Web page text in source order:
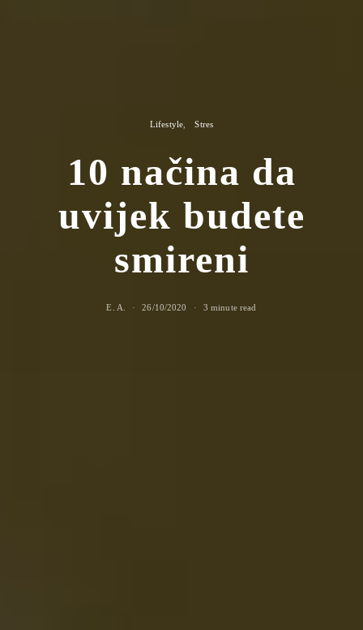
Lifestyle Stres
10 načina da
uvijek budete
smireni
E. A. 26/10/2020 3 minute read